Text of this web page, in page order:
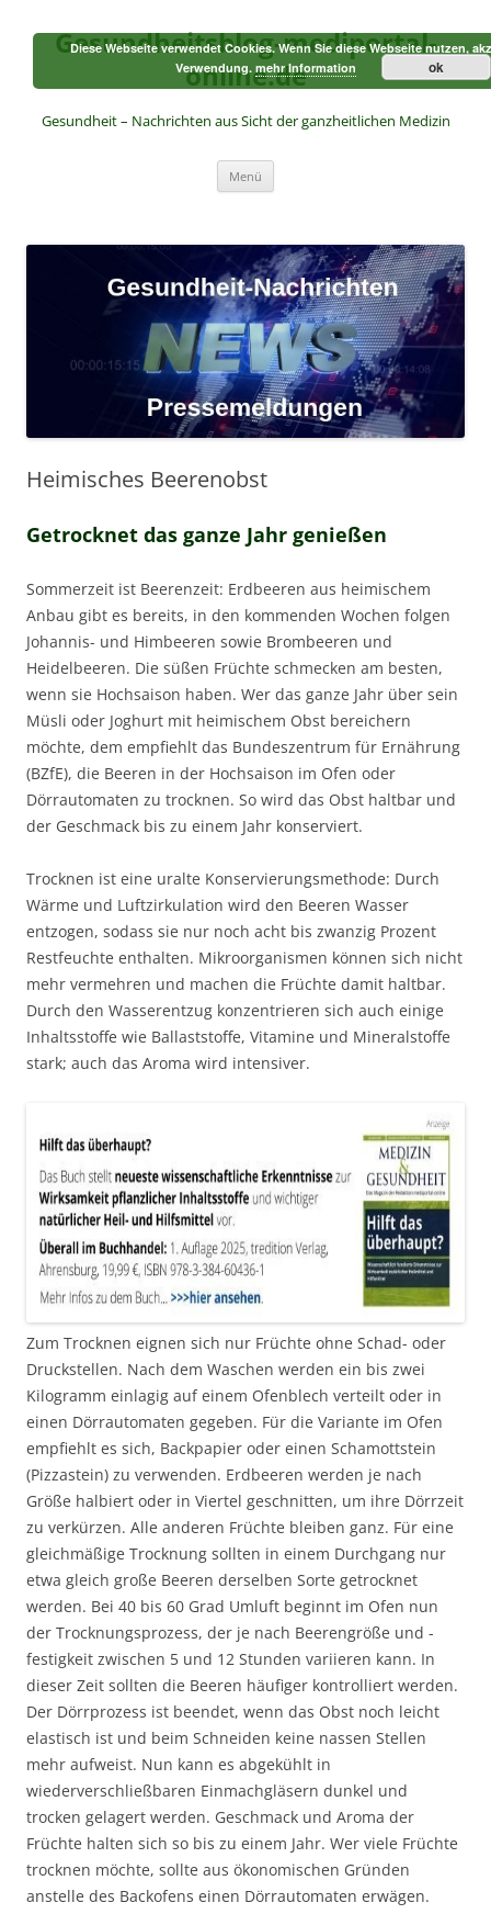
springen
Gesundheitsblog-mediportal-
online.de
Gesundheit – Nachrichten aus Sicht der ganzheitlichen Medizin
Menü
Heimisches Beerenobst
Getrocknet das ganze Jahr genießen
Sommerzeit ist Beerenzeit: Erdbeeren aus heimischem
Anbau gibt es bereits, in den kommenden Wochen folgen
Johannis- und Himbeeren sowie Brombeeren und
Heidelbeeren. Die süßen Früchte schmecken am besten,
wenn sie Hochsaison haben. Wer das ganze Jahr über sein
Müsli oder Joghurt mit heimischem Obst bereichern
möchte, dem empfiehlt das Bundeszentrum für Ernährung
(BZfE), die Beeren in der Hochsaison im Ofen oder
Dörrautomaten zu trocknen. So wird das Obst haltbar und
der Geschmack bis zu einem Jahr konserviert.
Trocknen ist eine uralte Konservierungsmethode: Durch
Wärme und Luftzirkulation wird den Beeren Wasser
entzogen, sodass sie nur noch acht bis zwanzig Prozent
Restfeuchte enthalten. Mikroorganismen können sich nicht
mehr vermehren und machen die Früchte damit haltbar.
Durch den Wasserentzug konzentrieren sich auch einige
Inhaltsstoffe wie Ballaststoffe, Vitamine und Mineralstoffe
stark; auch das Aroma wird intensiver.
Zum Trocknen eignen sich nur Früchte ohne Schad- oder
Druckstellen. Nach dem Waschen werden ein bis zwei
Kilogramm einlagig auf einem Ofenblech verteilt oder in
einen Dörrautomaten gegeben. Für die Variante im Ofen
empfiehlt es sich, Backpapier oder einen Schamottstein
(Pizzastein) zu verwenden. Erdbeeren werden je nach
Größe halbiert oder in Viertel geschnitten, um ihre Dörrzeit
zu verkürzen. Alle anderen Früchte bleiben ganz. Für eine
gleichmäßige Trocknung sollten in einem Durchgang nur
etwa gleich große Beeren derselben Sorte getrocknet
werden. Bei 40 bis 60 Grad Umluft beginnt im Ofen nun
der Trocknungsprozess, der je nach Beerengröße und -
festigkeit zwischen 5 und 12 Stunden variieren kann. In
dieser Zeit sollten die Beeren häufiger kontrolliert werden.
Der Dörrprozess ist beendet, wenn das Obst noch leicht
elastisch ist und beim Schneiden keine nassen Stellen
mehr aufweist. Nun kann es abgekühlt in
wiederverschließbaren Einmachgläsern dunkel und
trocken gelagert werden. Geschmack und Aroma der
Früchte halten sich so bis zu einem Jahr. Wer viele Früchte
trocknen möchte, sollte aus ökonomischen Gründen
anstelle des Backofens einen Dörrautomaten erwägen.
Diese Webseite verwendet Cookies. Wenn Sie diese Webseite nutzen,
Verwendung. mehr Information ok